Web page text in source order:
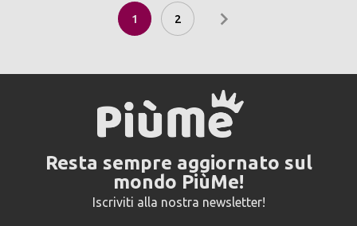
1 2
Resta sempre aggiornato sul
mondo PiùMe!
Iscriviti alla nostra newsletter!